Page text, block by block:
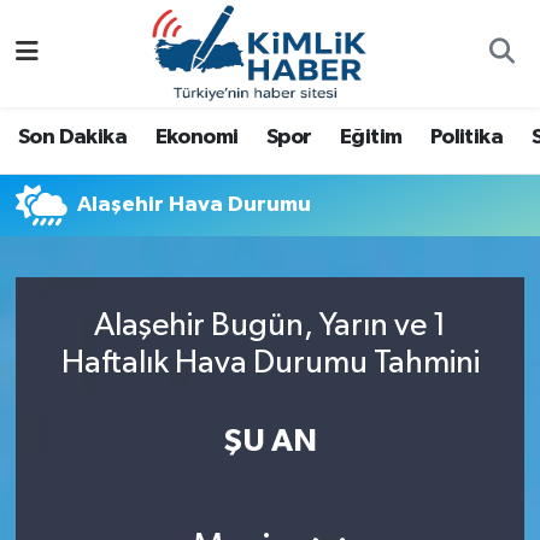
Son Dakika Ekonomi Spor Eğitim Politika
Alaşehir Hava Durumu
Alaşehir Bugün, Yarın ve 1
Haftalık Hava Durumu Tahmini
ŞU AN
Antalya
Dünya
Eğitim
Nöbetçi Eczaneler
Namaz Vakitleri
Trafik Durumu
Süper Lig Puan Durumu ve Fikstür
Son Dakika Haberleri